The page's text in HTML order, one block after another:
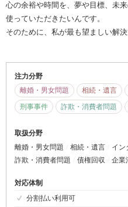
心の余裕や時間を、夢や目標、未
使っていただきたいんです。
そのために、私が最も望ましい解
注力分野
離婚・男女問題
相続・遺言
刑事事件
詐欺・消費者問題
取扱分野
離婚・男女問題
相続・遺言 イン
詐欺・消費者問題
債権回収 企業
対応体制
分割払い利用可